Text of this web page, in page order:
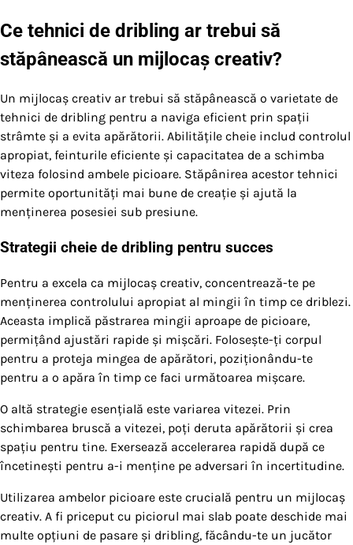
Ce tehnici de dribling ar trebui să
stăpânească un mijlocaș creativ?
Un mijlocaș creativ ar trebui să stăpânească o varietate de
tehnici de dribling pentru a naviga eficient prin spații
strâmte și a evita apărătorii. Abilitățile cheie includ controlul
apropiat, feinturile eficiente și capacitatea de a schimba
viteza folosind ambele picioare. Stăpânirea acestor tehnici
permite oportunități mai bune de creație și ajută la
menținerea posesiei sub presiune.
Strategii cheie de dribling pentru succes
Pentru a excela ca mijlocaș creativ, concentrează-te pe
menținerea controlului apropiat al mingii în timp ce driblezi.
Aceasta implică păstrarea mingii aproape de picioare,
permițând ajustări rapide și mișcări. Folosește-ți corpul
pentru a proteja mingea de apărători, poziționându-te
pentru a o apăra în timp ce faci următoarea mișcare.
O altă strategie esențială este variarea vitezei. Prin
schimbarea bruscă a vitezei, poți deruta apărătorii și crea
spațiu pentru tine. Exersează accelerarea rapidă după ce
încetinești pentru a-i menține pe adversari în incertitudine.
Utilizarea ambelor picioare este crucială pentru un mijlocaș
creativ. A fi priceput cu piciorul mai slab poate deschide mai
multe opțiuni de pasare și dribling, făcându-te un jucător